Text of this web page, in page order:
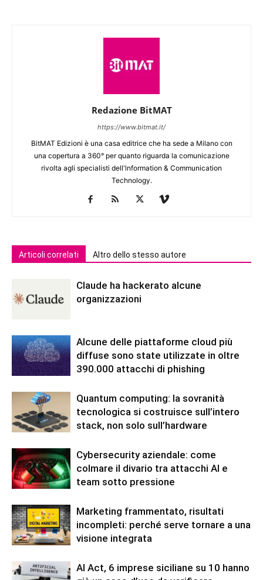
Redazione BitMAT
https://www.bitmat.it/
BitMAT Edizioni è una casa editrice che ha sede a Milano con
una copertura a 360° per quanto riguarda la comunicazione
rivolta agli specialisti dell'lnformation & Communication
Technology.
Articoli correlati Altro dello stesso autore
Claude ha hackerato alcune
organizzazioni
Alcune delle piattaforme cloud più
diffuse sono state utilizzate in oltre
390.000 attacchi di phishing
Quantum computing: la sovranità
tecnologica si costruisce sull’intero
stack, non solo sull’hardware
Cybersecurity aziendale: come
colmare il divario tra attacchi AI e
team sotto pressione
Marketing frammentato, risultati
incompleti: perché serve tornare a una
visione integrata
AI Act, 6 imprese siciliane su 10 hanno